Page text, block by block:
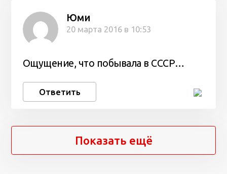
Юми
20 марта 2016 в 10:53
Ощущение, что побывала в СССР…
Ответить
Показать ещё